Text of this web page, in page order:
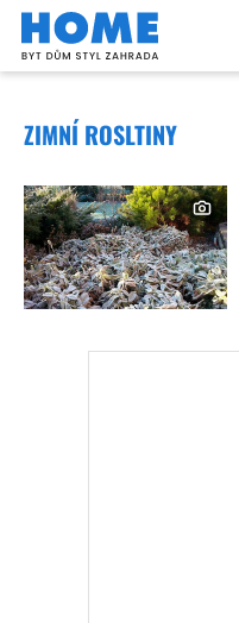
ZIMNÍ ROSLTINY